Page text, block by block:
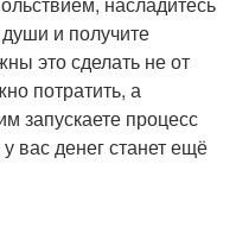
и получите
это сделать не от
потратить, а
запускаете процесс
вас денег станет ещё